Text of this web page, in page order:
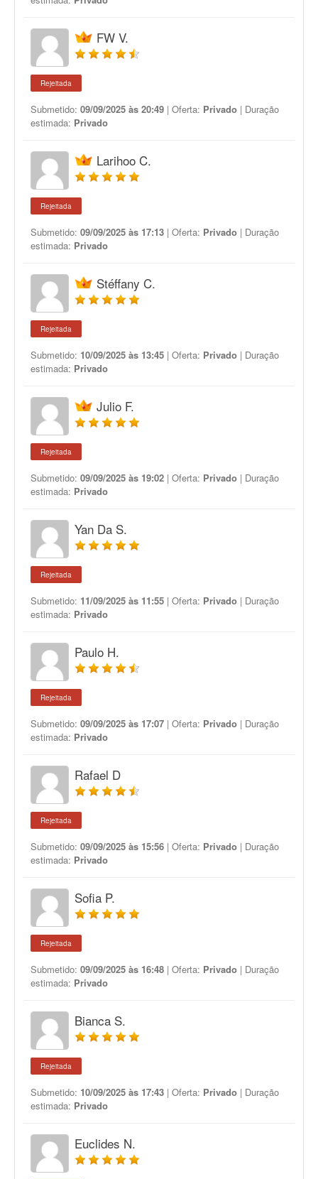
FW V.
Rejeitada
Submetido: 09/09/2025 às 20:49 | Oferta: Privado | Duração
estimada: Privado
Larihoo C.
Rejeitada
Submetido: 09/09/2025 às 17:13 | Oferta: Privado | Duração
estimada: Privado
Stéffany C.
Rejeitada
Submetido: 10/09/2025 às 13:45 | Oferta: Privado | Duração
estimada: Privado
Julio F.
Rejeitada
Submetido: 09/09/2025 às 19:02 | Oferta: Privado | Duração
estimada: Privado
Yan Da S.
Rejeitada
Submetido: 11/09/2025 às 11:55 | Oferta: Privado | Duração
estimada: Privado
Paulo H.
Rejeitada
Submetido: 09/09/2025 às 17:07 | Oferta: Privado | Duração
estimada: Privado
Rafael D
Rejeitada
Submetido: 09/09/2025 às 15:56 | Oferta: Privado | Duração
estimada: Privado
Sofia P.
Rejeitada
Submetido: 09/09/2025 às 16:48 | Oferta: Privado | Duração
estimada: Privado
Bianca S.
Rejeitada
Submetido: 10/09/2025 às 17:43 | Oferta: Privado | Duração
estimada: Privado
Euclides N.